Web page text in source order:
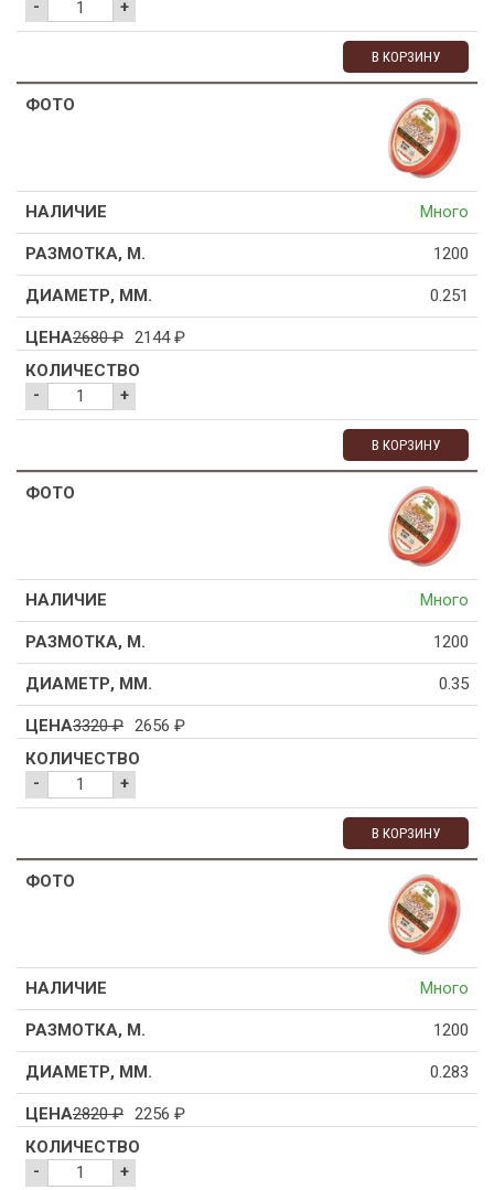
- +
В КОРЗИНУ
Много
1200
0.251
2680₽ 2144₽
- +
В КОРЗИНУ
Много
1200
0.35
3320₽ 2656 ₽
- +
В КОРЗИНУ
Много
1200
0.283
2820₽ 2256 ₽
- +